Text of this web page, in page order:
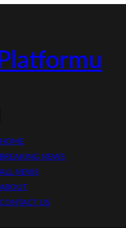
HOME
BREAKING NEWS
ALL NEWS
ABOUT
CONTACT US